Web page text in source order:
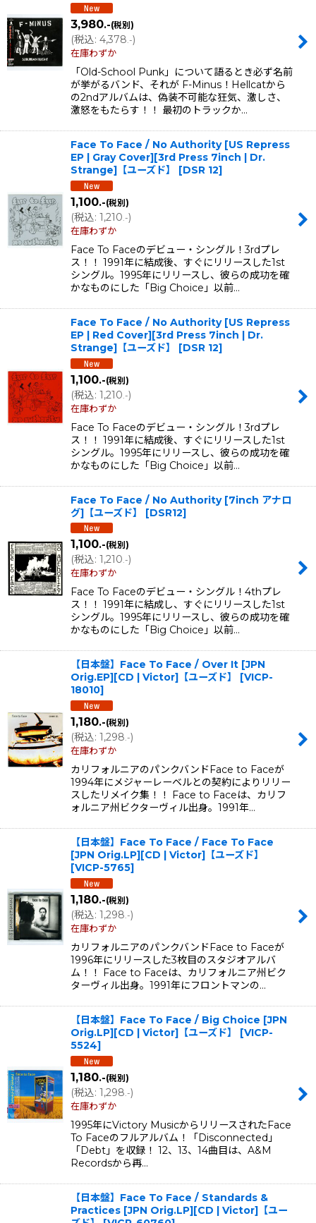
3,980.-(税別)
(税込: 4,378.-)
在庫わずか
「Old-School Punk」について語るとき必ず名前
が挙がるバンド、それが F-Minus！Hellcatから
の2ndアルバムは、偽装不可能な狂気、激しさ、
激怒をもたらす！！ 最初のトラックか…
Face To Face / No Authority [US Repress
EP | Gray Cover][3rd Press 7inch | Dr.
Strange]【ユーズド】
[DSR 12]
1,100.-(税別)
(税込: 1,210 .-)
在庫わずか
Face To Faceのデビュー・シングル！3rdプレ
ス！！ 1991年に結成後、すぐにリリースした1st
シングル。1995年にリリースし、彼らの成功を確
かなものにした「Big Choice」以前…
Face To Face / No Authority [US Repress
EP | Red Cover][3rd Press 7inch | Dr.
Strange]【ユーズド】
[DSR 12]
1,100.-(税別)
(税込: 1,210 .-)
在庫わずか
Face To Faceのデビュー・シングル！3rdプレ
ス！！ 1991年に結成後、すぐにリリースした1st
シングル。1995年にリリースし、彼らの成功を確
かなものにした「Big Choice」以前…
Face To Face / No Authority [7inch アナロ
グ]【ユーズド】
[DSR12]
1,100.-(税別)
(税込: 1,210.-)
在庫わずか
Face To Faceのデビュー・シングル！4thプレ
ス！！ 1991年に結成し、すぐにリリースした1st
シングル。1995年にリリースし、彼らの成功を確
かなものにした「Big Choice」以前…
【日本盤】Face To Face / Over It [JPN
Orig.EP][CD | Victor]【ユーズド】
[VICP-
18010]
1,180.-(税別)
(税込: 1,298.-)
在庫わずか
カリフォルニアのパンクバンドFace to Faceが
1994年にメジャーレーベルとの契約によりリリー
スしたリメイク集！！ Face to Faceは、カリフ
ォルニア州ビクターヴィル出身。1991年…
【日本盤】Face To Face / Face To Face
[JPN Orig.LP][CD | Victor]【ユーズド】
[VICP-5765]
1,180.-(税別)
(税込: 1,298 .-)
在庫わずか
カリフォルニアのパンクバンドFace to Faceが
1996年にリリースした3枚目のスタジオアルバ
ム！！ Face to Faceは、カリフォルニア州ビク
ターヴィル出身。1991年にフロントマンの…
【日本盤】Face To Face / Big Choice [JPN
Orig.LP][CD | Victor]【ユーズド】
[VICP-
5524]
1,180.-(税別)
(税込: 1,298 .-)
在庫わずか
1995年にVictory MusicからリリースされたFace
To Faceのフルアルバム！「Disconnected」
「Debt」を収録！ 12、13、14曲目は、A&M
Recordsから再…
【日本盤】Face To Face / Standards &
Practices [JPN Orig.LP][CD | Victor]【ユー